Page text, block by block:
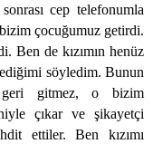
cep telefonumla
bizim çocuğumuz getirdi.
Ben de kızımın henüz
söyledim. Bunun
gitmez, o bizim
çıkar ve şikayetçi
ettiler. Ben kızımı